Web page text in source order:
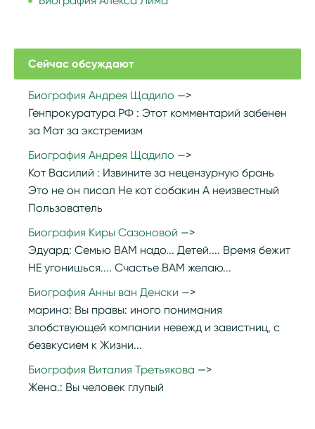
Сейчас обсуждают
Биография Андрея Щадило
Генпрокуратура РФ : Этот комментарий забенен
за Мат за экстремизм
Биография Андрея Щадило
Кот Василий : Извините за нецензурную брань
Это не он писал Не кот собакин А неизвестный
Пользователь
Биография Киры Сазоновой
Эдуард: Семью ВАМ надо... Детей.... Время бежит
НЕ угонишься.... Счастье ВАМ желаю...
Биография Анны ван Денски
марина: Вы правы: иного понимания
злобствующей компании невежд и завистниц, с
безвкусием к Жизни...
Биография Виталия Третьякова
Жена.: Вы человек глупый